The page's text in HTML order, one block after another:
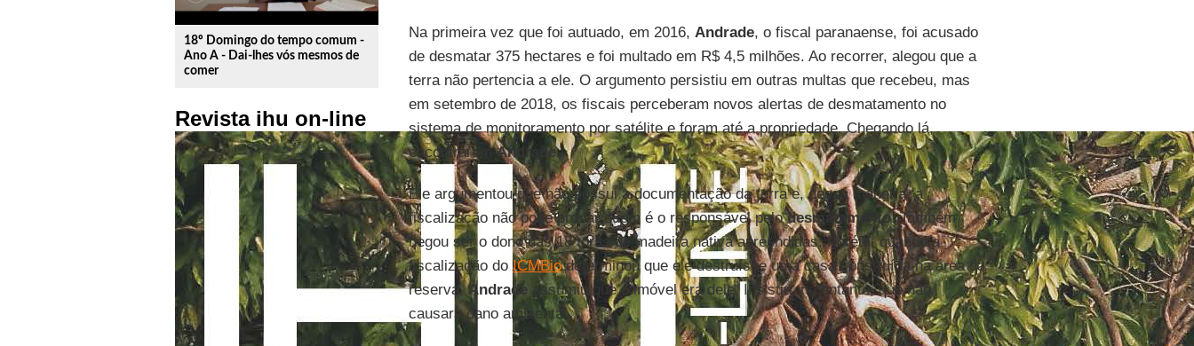
18º Domingo do tempo comum -
Ano A - Dai-lhes vós mesmos de
comer
Revista ihu on-line
Na primeira vez que foi autuado, em 2016, Andrade, o fiscal paranaense, foi acusado
de desmatar 375 hectares e foi multado em R$ 4,5 milhões. Ao recorrer, alegou que a
terra não pertencia a ele. O argumento persistiu em outras multas que recebeu, mas
em setembro de 2018, os fiscais perceberam novos alertas de desmatamento no
sistema de monitoramento por satélite e foram até a propriedade. Chegando lá,
encontraramAndrade.
Ele argumentou que não possui a documentação da terra e, dessa maneira, a
fiscalização não pode provar quem é o responsável pelodesmatamento. Também
negou ser o dono das 18 toras de madeira nativa apreendidas. Porém, quando a
fiscalização doICMBiodeterminou que ele destruísse uma casa construída na área da
reserva,Andradeassumiu que o imóvel era dele. Insistiu, no entanto, que não
causara dano ambiental.